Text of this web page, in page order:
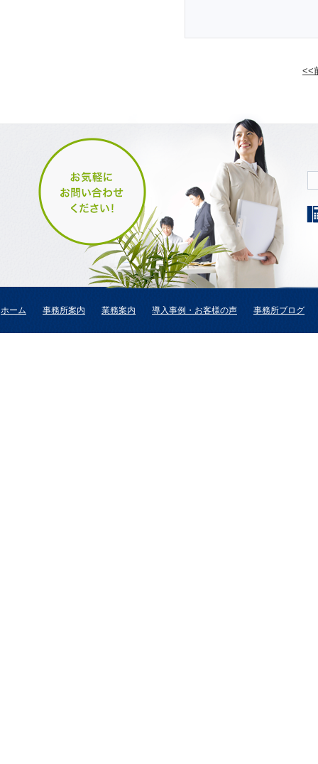
<<
ホーム 事務所案内 業務案内 導入事例・お客様の声 事務所ブログ